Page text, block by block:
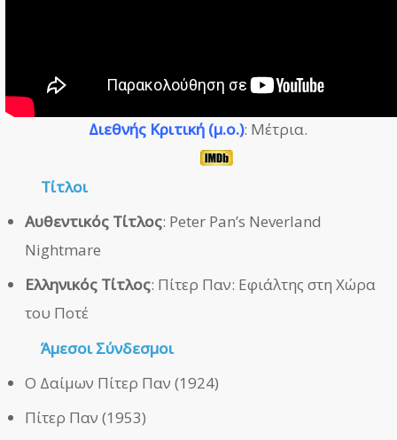
Διεθνής Κριτική (μ.ο.): Μέτρια.
Τίτλοι
Αυθεντικός Τίτλος: Peter Pan’s Neverland
Nightmare
Ελληνικός Τίτλος: Πίτερ Παν: Εφιάλτης στη Χώρα
του Ποτέ
ΆμεσοιΣύνδεσμοι
Ο Δαίμων Πίτερ Παν (1924)
Πίτερ Παν (1953)